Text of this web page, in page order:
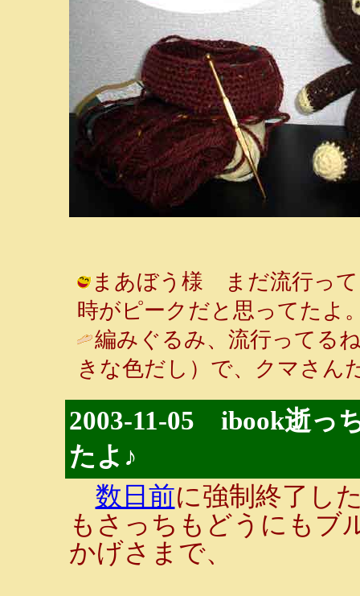
まあぼう様 まだ流行って
時がピークだと思ってたよ
編みぐるみ、流行ってる
きな色だし）で、クマさん
2003-11-05 ibook逝っ
たよ♪
数日前に強制終了し
もさっちもどうにもブ
かげさまで、